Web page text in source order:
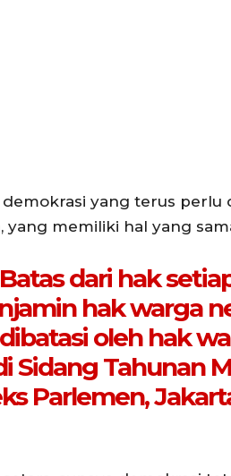
yang terus perlu
memiliki hal yang
dari hak
hak warga
oleh hak
Sidang Tahunan
Parlemen,